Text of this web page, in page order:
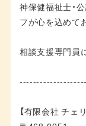
神保健福祉士・
フが心を込めて
相談支援専門員
【有限会社 チェ